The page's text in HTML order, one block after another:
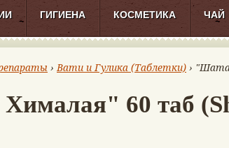
ГИГИЕНА КОСМЕТИКА ЧАЙ
›Вати и Гулика (Таблетки) ›
60 таб